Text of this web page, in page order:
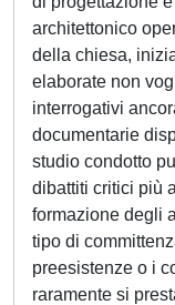
architettonico
della chiesa,
elaborate non
interrogativi
documentarie
studio condotto
dibattiti critici più
formazione degli
tipo di
preesistenze o i
raramente si